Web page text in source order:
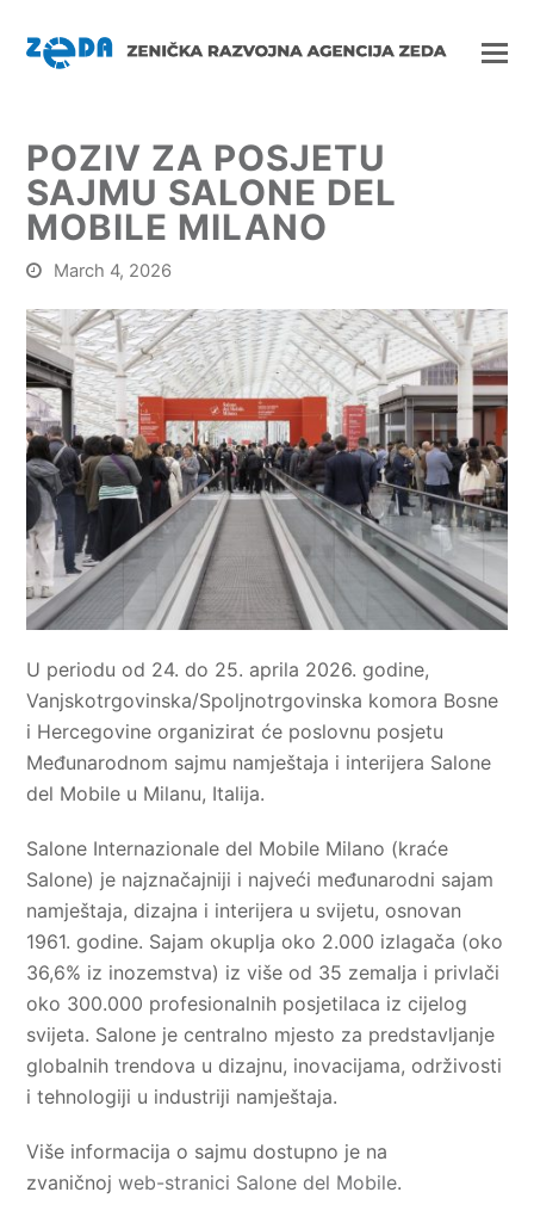
POZIV ZA POSJETU
SAJMU SALONE DEL
MOBILE MILANO
March 4, 2026
U periodu od 24. do 25. aprila 2026. godine,
Vanjskotrgovinska/Spoljnotrgovinska komora Bosne
i Hercegovine organizirat će poslovnu posjetu
Međunarodnom sajmu namještaja i interijera Salone
del Mobile u Milanu, Italija.
Salone Internazionale del Mobile Milano (kraće
Salone) je najznačajniji i najveći međunarodni sajam
namještaja, dizajna i interijera u svijetu, osnovan
1961. godine. Sajam okuplja oko 2.000 izlagača (oko
36,6% iz inozemstva) iz više od 35 zemalja i privlači
oko 300.000 profesionalnih posjetilaca iz cijelog
svijeta. Salone je centralno mjesto za predstavljanje
globalnih trendova u dizajnu, inovacijama, održivosti
i tehnologiji u industriji namještaja.
Više informacija o sajmu dostupno je na
zvaničnojweb-stranici Salone del Mobile.